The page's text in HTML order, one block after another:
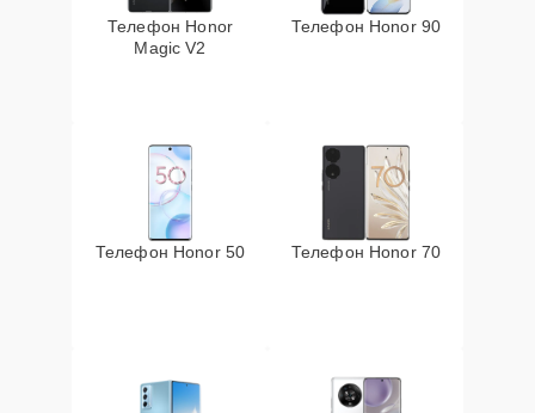
Телефон Honor
Magic V2
Телефон Honor 90
Телефон Honor 50 Телефон Honor 70